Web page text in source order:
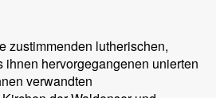
zustimmenden lutherischen,
ihnen hervorgegangenen unierten
verwandten